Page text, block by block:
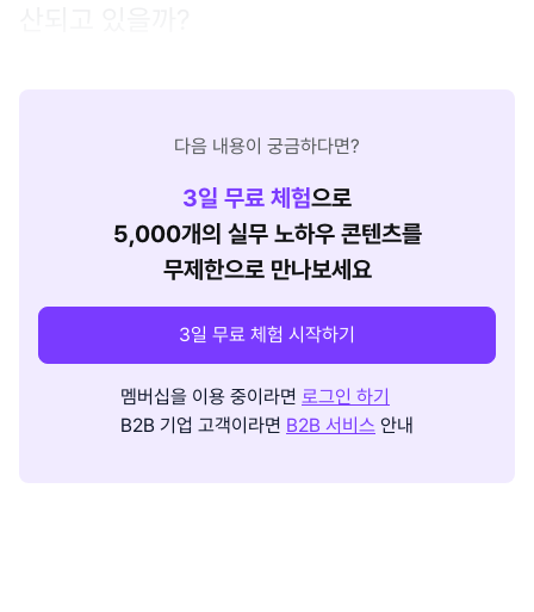
다음 내용이 궁금하다면?
3일 무료 체험으로
5,000개의 실무 노하우 콘텐츠를
무제한으로 만나보세요
3일 무료 체험 시작하기
멤버십을 이용 중이라면 로그인 하기
B2B 기업 고객이라면 B2B 서비스 안내